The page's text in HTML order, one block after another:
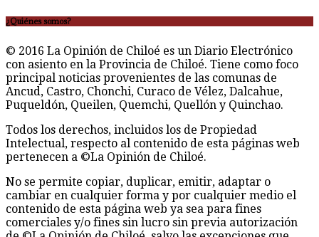
¿Quiénes somos?
© 2016 La Opinión de Chiloé es un Diario Electrónico
con asiento en la Provincia de Chiloé. Tiene como foco
principal noticias provenientes de las comunas de
Ancud, Castro, Chonchi, Curaco de Vélez, Dalcahue,
Puqueldón, Queilen, Quemchi, Quellón y Quinchao.
Todos los derechos, incluidos los de Propiedad
Intelectual, respecto al contenido de esta páginas web
pertenecen a ©La Opinión de Chiloé.
No se permite copiar, duplicar, emitir, adaptar o
cambiar en cualquier forma y por cualquier medio el
contenido de esta página web ya sea para fines
comerciales y/o fines sin lucro sin previa autorización